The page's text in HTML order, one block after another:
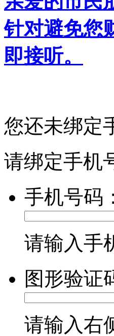
针对避免您
即接听。
您还未绑定
请绑定手机
手机号码：
请输入手
图形验证
请输入右